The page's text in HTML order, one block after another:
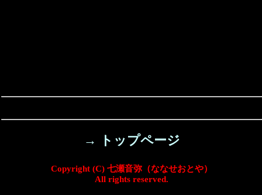
→ トップページ
Copyright (C) 七瀬音弥（ななせおとや）
All rights reserved.